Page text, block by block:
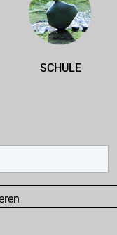
SCHULE